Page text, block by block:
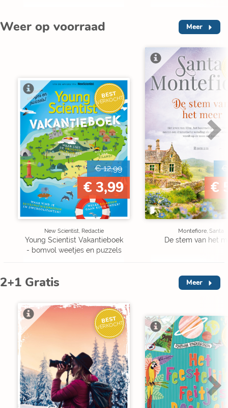
Weer op voorraad Meer
BEST
VERKOCHT
€ 12,99
€ 3,99
New Scientist, Redactie
Young Scientist Vakantieboek
- bomvol weetjes en puzzels
€
€
Montefiore, Santa
De stem van het
2+1 Gratis Meer
BEST
VERKOCHT